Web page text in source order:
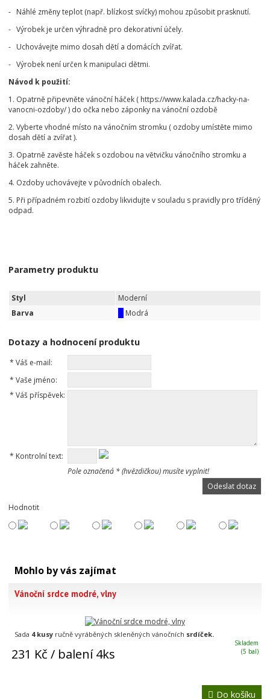
- Náhlé změny teplot (např. blízkost svíčky) mohou způsobit prasknutí.
- Výrobek je určen výhradně pro dekorativní účely.
- Uchovávejte mimo dosah dětí a domácích zvířat.
- Výrobek není určen k manipulaci dětmi.
Návod k použití:
1. Opatrně připevněte vánoční háček ( https://www.kalada.cz/hacky-na-
vanocni-ozdoby/ ) do očka nebo záponky na vánoční ozdobě
2. Vyberte vhodné místo na vánočním stromku ( ozdoby umístěte mimo
dosah dětí a zvířat ).
3. Opatrně zavěste háček s ozdobou na větvičku vánočního stromku a
háček zahněte.
4. Ozdoby uchovávejte v původních obalech.
5. Při případném rozbití ozdoby likvidujte v souladu s pravidly pro tříděný
odpad.
Parametry produktu
Styl
Moderní
Barva
Modrá
Dotazy a hodnocení produktu
* Váš e-mail:
* Vaše jméno:
* Váš příspěvek:
* Kontrolní text:
Pole označená * (hvězdičkou) musíte vyplnit!
Hodnotit
Mohlo by vás zajímat
Vánoční srdce modré, vlny
Sada 4 kusy ručně vyráběných skleněných vánočních srdíček.
231 Kč / balení 4ks
Skladem
(5 bal)
Do košíku